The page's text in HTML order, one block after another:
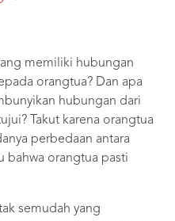
memiliki hubungan
orangtua? Dan apa
hubungan dari
Takut karena orangtua
perbedaan antara
bahwa orangtua pasti
semudah yang